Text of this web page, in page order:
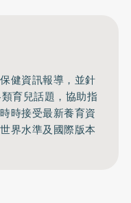
健資訊報導，並針
育兒話題，協助指
時接受最新養育資
界水準及國際版本